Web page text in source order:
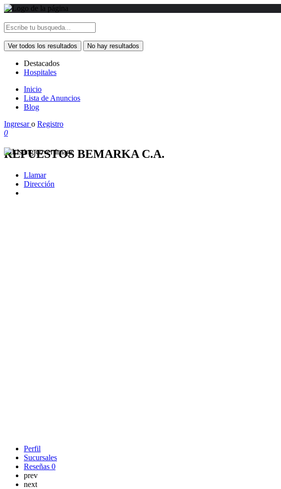
Ver todos los resultados No hay resultados
Destacados
Hospitales
Inicio
Lista de Anuncios
Blog
Ingresaro Registro
0
REPUESTOS BEMARKA C.A.
Llamar
Dirección
Perfil
Sucursales
Reseñas 0
prev
next